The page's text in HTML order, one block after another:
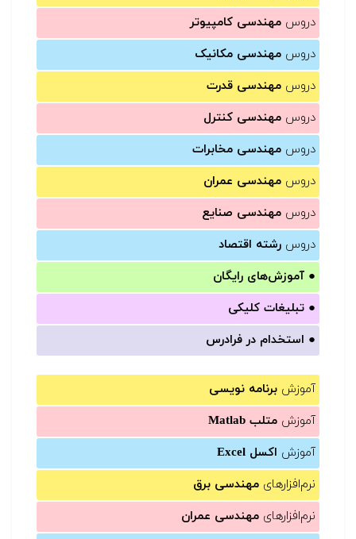
دروس مهندسی کامپیوتر
دروس مهندسی مکانیک
دروس مهندسی قدرت
دروس مهندسی کنترل
دروس مهندسی مخابرات
دروس مهندسی عمران
دروس مهندسی صنایع
دروس رشته اقتصاد
● آموزش‌های رایگان
● تبلیغات کلیکی
● استخدام در فرادرس
آموزش برنامه نویسی
آموزش متلب Matlab
آموزش اکسل Excel
نرم‌افزارهای مهندسی برق
نرم‌افزارهای مهندسی عمران